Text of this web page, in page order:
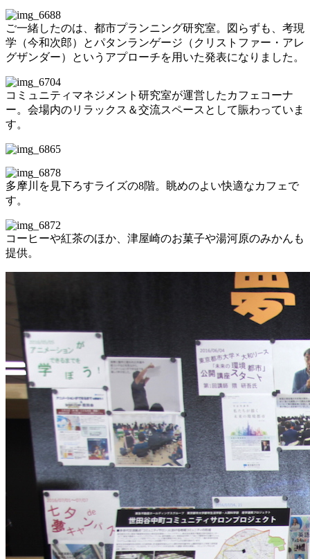
ご一緒したのは、都市プランニング研究室。図らずも、考現
学（今和次郎）とパタンランゲージ（クリストファー・アレ
グザンダー）というアプローチを用いた発表になりました。
コミュニティマネジメント研究室が運営したカフェコーナ
ー。会場内のリラックス＆交流スペースとして賑わっていま
す。
多摩川を見下ろすライズの8階。眺めのよい快適なカフェで
す。
コーヒーや紅茶のほか、津屋崎のお菓子や湯河原のみかんも
提供。